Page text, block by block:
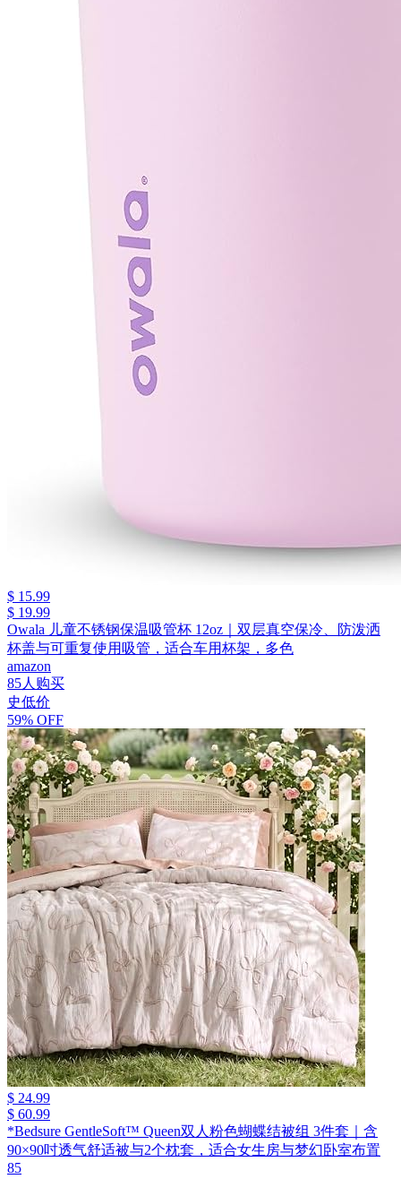
$ 15.99
$ 19.99
Owala 儿童不锈钢保温吸管杯 12oz｜双层真空保冷、防泼洒
杯盖与可重复使用吸管，适合车用杯架，多色
amazon
85人购买
史低价
59% OFF
$ 24.99
$ 60.99
*Bedsure GentleSoft™ Queen双人粉色蝴蝶结被组 3件套｜含
90×90吋透气舒适被与2个枕套，适合女生房与梦幻卧室布置
85